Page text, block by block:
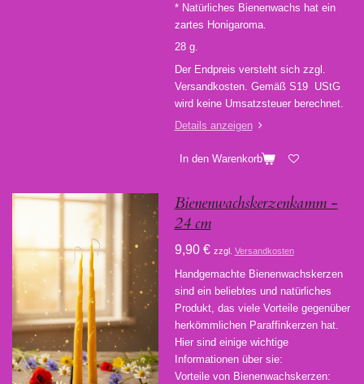
* Natürliches Bienenwachs hat ein
zartes Honigaroma.
28 g.
Der Endpreis versteht sich zzgl.
Versandkosten. Gemäß S19 UStG
wird keine Umsatzsteuer berechnet.
Details anzeigen
In den Warenkorb
Bienenwachskerzenkamm -
24 cm
9,90 € zzgl. Versandkosten
Handgemachte Bienenwachskerzen
sind ein beliebtes und natürliches
Produkt, das viele Vorteile gegenüber
herkömmlichen Paraffinkerzen hat.
Hier sind einige wichtige
Informationen über sie:
Vorteile von Bienenwachskerzen: